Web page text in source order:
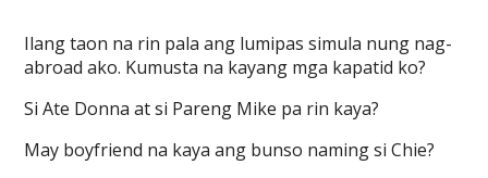
Ilang taon na rin pala ang lumipas simula nung nag-
abroad ako. Kumusta na kayang mga kapatid ko?
Si Ate Donna at si Pareng Mike pa rin kaya?
May boyfriend na kaya ang bunso naming si Chie?